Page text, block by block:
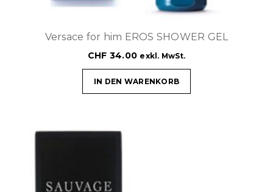
Versace for him EROS SHOWER GEL
CHF 34.00 exkl. MwSt.
IN DEN WARENKORB